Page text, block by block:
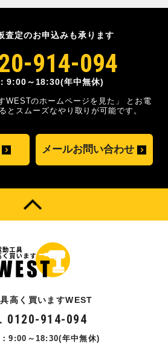
査定のお申込みも承ります
914-094
9:00～18:30(年中無休)
WESTのホームページを見た」
とお電
とスムーズなやり取りが可能です。
メールお問い合わせ
高く買いますWEST
0120-914-094
9:00～18:30(年中無休)